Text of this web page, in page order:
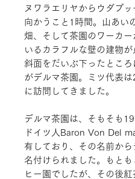
ヌワラエリヤからウダプッ
向かうこと1時間。山あい
畑、そして茶園のワーカー
いるカラフルな壁の建物が
斜面をだいぶ下ったところ
がデルマ茶園。ミツ代表
に訪問してきました。
デルマ茶園は、そもそも19
ドイツ人Baron Von Del
有しており、その名前から
名付けられました。もとも
ヒー園でしたが、その後紅